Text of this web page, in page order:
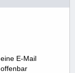
E-Mail